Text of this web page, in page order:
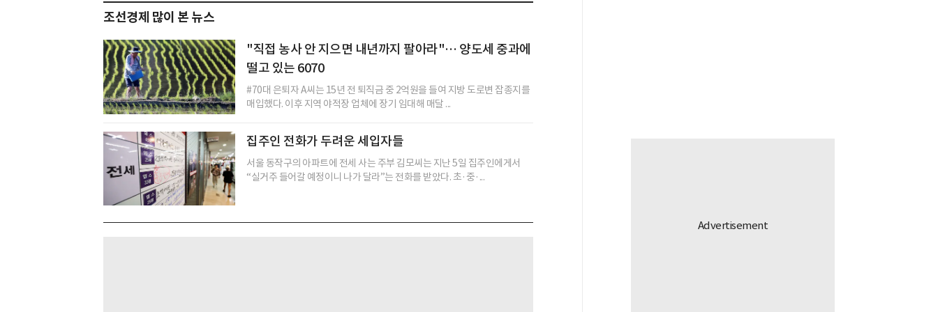
조선경제 많이 본 뉴스
"직접 농사 안 지으면 내년까지 팔아라"… 양도세 중과에
떨고 있는 6070
#70대 은퇴자 A씨는 15년 전 퇴직금 중 2억원을 들여 지방 도로변 잡종지를
매입했다. 이후 지역 야적장 업체에 장기 임대해 매달 ...
집주인 전화가 두려운 세입자들
서울 동작구의 아파트에 전세 사는 주부 김모씨는 지난 5일 집주인에게서
“실거주 들어갈 예정이니 나가 달라”는 전화를 받았다. 초·중·...